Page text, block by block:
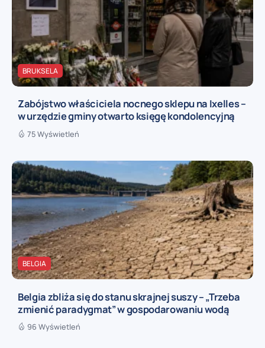
BRUKSELA
Zabójstwo właściciela nocnego sklepu na Ixelles –
w urzędzie gminy otwarto księgę kondolencyjną
75 Wyświetleń
BELGIA
Belgia zbliża się do stanu skrajnej suszy – „Trzeba
zmienić paradygmat” w gospodarowaniu wodą
96 Wyświetleń